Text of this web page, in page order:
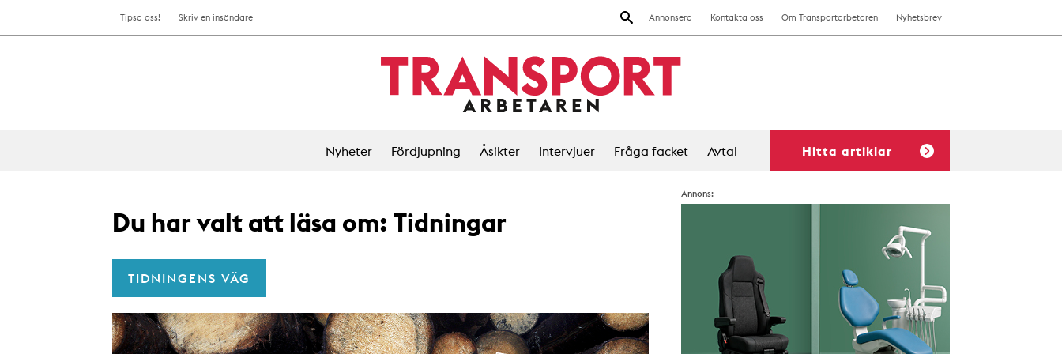
Annonsera Kontakta oss Om Transportarbetaren Nyhetsbrev
Tipsa oss! Skriv en insändare
Nyheter Fördjupning Åsikter Intervjuer Fråga facket Avtal Hitta artiklar
Du har valt att läsa om: Tidningar
TIDNINGENS VÄG
Annons: